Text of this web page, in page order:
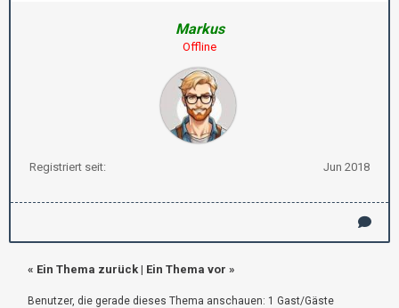
Markus
Offline
Registriert seit: Jun 2018
« Ein Thema zurück | Ein Thema vor »
Benutzer, die gerade dieses Thema anschauen: 1 Gast/Gäste